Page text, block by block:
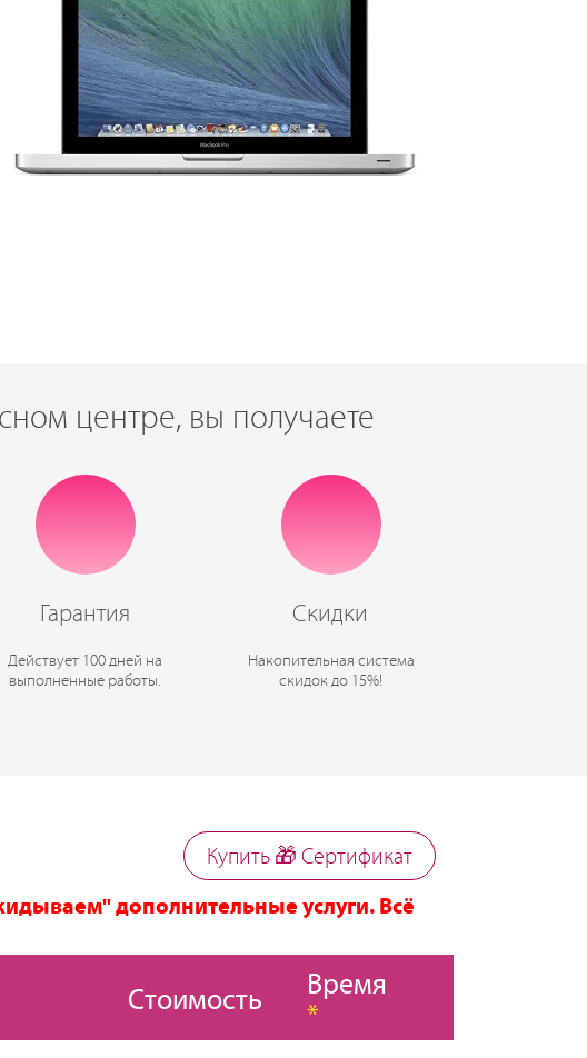
центре, вы получаете
Гарантия
Действует 100 дней на
выполненные работы.
Скидки
Накопительная система
скидок до 15%!
Купить 🎁 Cертификат
дополнительные услуги. Всё
Стоимость
Время
*